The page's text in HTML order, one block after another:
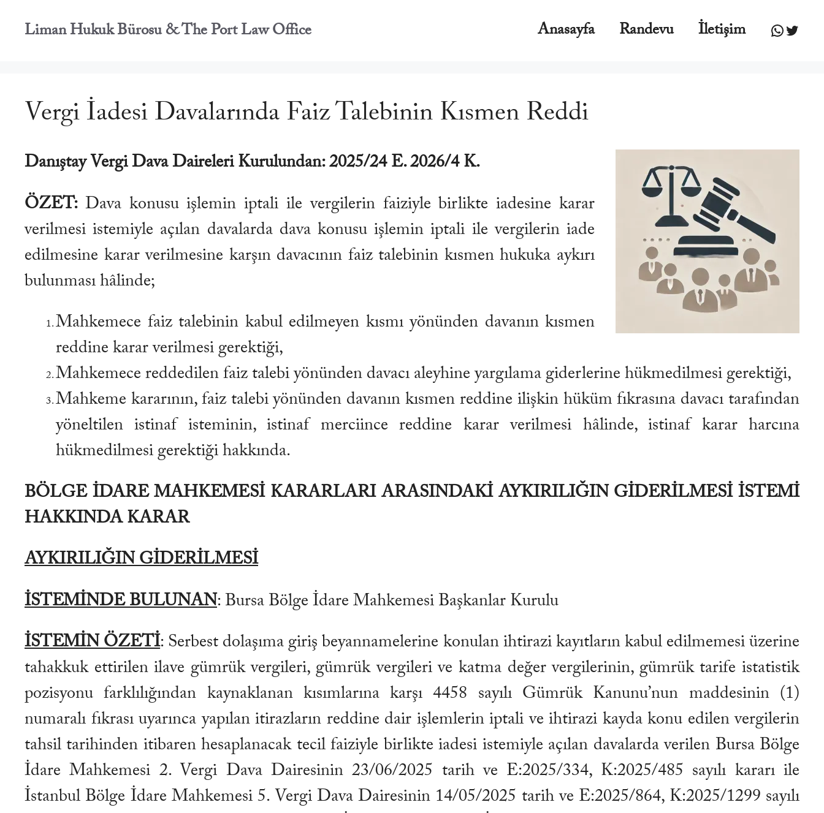
Liman Hukuk Bürosu & The Port Law Office Anasayfa Randevu İletişim
Vergi İadesi Davalarında Faiz Talebinin Kısmen Reddi
Danıştay Vergi Dava Daireleri Kurulundan: 2025/24 E. 2026/4 K.
ÖZET: Dava konusu işlemin iptali ile vergilerin faiziyle birlikte iadesine karar
verilmesi istemiyle açılan davalarda dava konusu işlemin iptali ile vergilerin iade
edilmesine karar verilmesine karşın davacının faiz talebinin kısmen hukuka aykırı
bulunması hâlinde;
Mahkemece faiz talebinin kabul edilmeyen kısmı yönünden davanın kısmen
reddine karar verilmesi gerektiği,
Mahkemece reddedilen faiz talebi yönünden davacı aleyhine yargılama giderlerine hükmedilmesi gerektiği,
Mahkeme kararının, faiz talebi yönünden davanın kısmen reddine ilişkin hüküm fıkrasına davacı tarafından
yöneltilen istinaf isteminin, istinaf merciince reddine karar verilmesi hâlinde, istinaf karar harcına
hükmedilmesi gerektiği hakkında.
BÖLGE İDARE MAHKEMESİ KARARLARI ARASINDAKİ AYKIRILIĞIN GİDERİLMESİ İSTEMİ
HAKKINDA KARAR
AYKIRILIĞIN GİDERİLMESİ
İSTEMİNDE BULUNAN: Bursa Bölge İdare Mahkemesi Başkanlar Kurulu
İSTEMİN ÖZETİ: Serbest dolaşıma giriş beyannamelerine konulan ihtirazi kayıtların kabul edilmemesi üzerine
tahakkuk ettirilen ilave gümrük vergileri, gümrük vergileri ve katma değer vergilerinin, gümrük tarife istatistik
pozisyonu farklılığından kaynaklanan kısımlarına karşı 4458 sayılı Gümrük Kanunu’nun maddesinin (1)
numaralı fıkrası uyarınca yapılan itirazların reddine dair işlemlerin iptali ve ihtirazi kayda konu edilen vergilerin
tahsil tarihinden itibaren hesaplanacak tecil faiziyle birlikte iadesi istemiyle açılan davalarda verilen Bursa Bölge
İdare Mahkemesi 2. Vergi Dava Dairesinin 23/06/2025 tarih ve E:2025/334, K:2025/485 sayılı kararı ile
İstanbul Bölge İdare Mahkemesi 5. Vergi Dava Dairesinin 14/05/2025 tarih ve E:2025/864, K:2025/1299 sayılı